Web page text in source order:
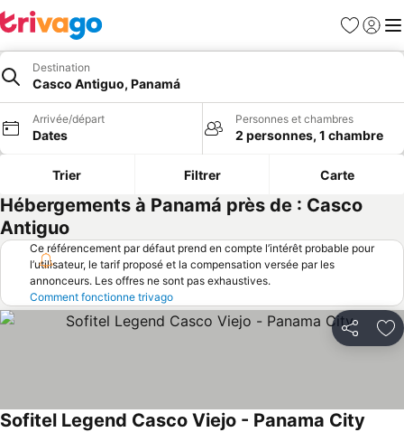
Favoris
Se
Destination
Casco Antiguo, Panamá
Arrivée/départ
Dates
Personnes et chambres
2 personnes, 1 chambre
Trier Filtrer Carte
Hébergements à Panamá près de : Casco
Antiguo
Ce référencement par défaut prend en compte l’intérêt probable pour
l’utilisateur, le tarif proposé et la compensation versée par les
annonceurs. Les offres ne sont pas exhaustives.
Comment fonctionne trivago
Partager
Sofitel Legend Casco Viejo - Panama City